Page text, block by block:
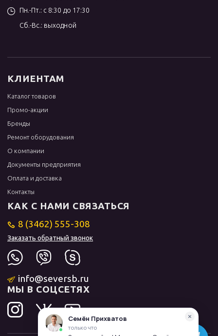
Пн.-Пт.: с 8:30 до 17:30
Сб.-Вс.: выходной
КЛИЕНТАМ
Каталог товаров
Промо-акции
Бренды
Ремонт оборудования
О компании
Документы предприятия
Оплата и доставка
Контакты
КАК С НАМИ СВЯЗАТЬСЯ
8 (3462) 555-308
Заказать обратный звонок
info@seversb.ru
МЫ В СОЦСЕТЯХ